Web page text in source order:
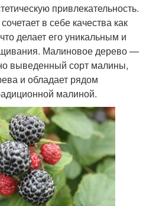
привлекательность.
в себе качества как
делает его уникальным и
Малиновое дерево —
выведенный сорт малины,
и обладает рядом
малиной.